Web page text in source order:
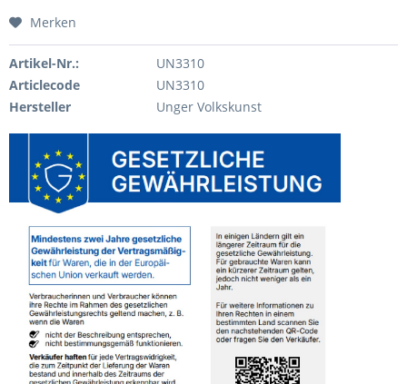
Merken
Artikel-Nr.:
UN3310
Articlecode
UN3310
Hersteller
Unger Volkskunst